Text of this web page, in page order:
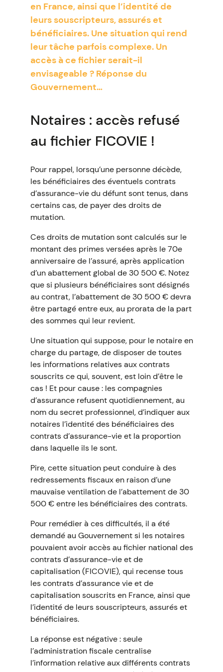
en France, ainsi que l’identité de
leurs souscripteurs, assurés et
bénéficiaires. Une situation qui rend
leur tâche parfois complexe. Un
accès à ce fichier serait-il
envisageable ? Réponse du
Gouvernement…
Notaires : accès refusé
au fichier FICOVIE !
Pour rappel, lorsqu’une personne décède,
les bénéficiaires des éventuels contrats
d’assurance-vie du défunt sont tenus, dans
certains cas, de payer des droits de
mutation.
Ces droits de mutation sont calculés sur le
montant des primes versées après le 70e
anniversaire de l’assuré, après application
d’un abattement global de 30 500 €. Notez
que si plusieurs bénéficiaires sont désignés
au contrat, l’abattement de 30 500 € devra
être partagé entre eux, au prorata de la part
des sommes qui leur revient.
Une situation qui suppose, pour le notaire en
charge du partage, de disposer de toutes
les informations relatives aux contrats
souscrits ce qui, souvent, est loin d’être le
cas ! Et pour cause : les compagnies
d’assurance refusent quotidiennement, au
nom du secret professionnel, d’indiquer aux
notaires l’identité des bénéficiaires des
contrats d’assurance-vie et la proportion
dans laquelle ils le sont.
Pire, cette situation peut conduire à des
redressements fiscaux en raison d’une
mauvaise ventilation de l’abattement de 30
500 € entre les bénéficiaires des contrats.
Pour remédier à ces difficultés, il a été
demandé au Gouvernement si les notaires
pouvaient avoir accès au fichier national des
contrats d’assurance-vie et de
capitalisation (FICOVIE), qui recense tous
les contrats d’assurance vie et de
capitalisation souscrits en France, ainsi que
l’identité de leurs souscripteurs, assurés et
bénéficiaires.
La réponse est négative : seule
l’administration fiscale centralise
l’information relative aux différents contrats